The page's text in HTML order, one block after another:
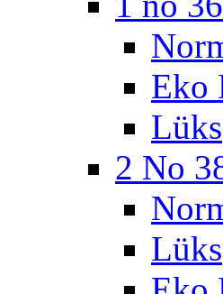
Eko
Lüks
2 No
Lüks